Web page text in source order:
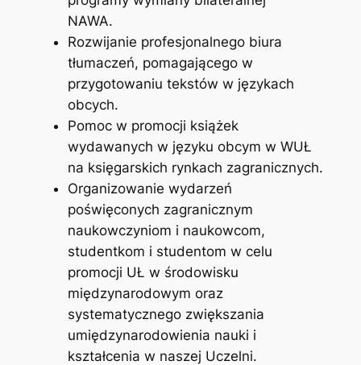
NAWA.
Rozwijanie profesjonalnego biura
tłumaczeń, pomagającego w
przygotowaniu tekstów w językach
obcych.
Pomoc w promocji książek
wydawanych w języku obcym w WUŁ
na księgarskich rynkach zagranicznych.
Organizowanie wydarzeń
poświęconych zagranicznym
naukowczyniom i naukowcom,
studentkom i studentom w celu
promocji UŁ w środowisku
międzynarodowym oraz
systematycznego zwiększania
umiędzynarodowienia nauki i
kształcenia w naszej Uczelni.